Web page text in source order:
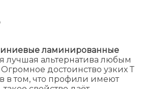
ламинированные
лучшая альтернатива любым
достоинство узких Т
в том, что профили имеют